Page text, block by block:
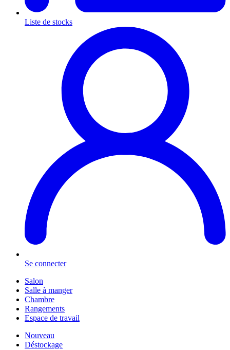
Liste de stocks
Se connecter
Salon
Salle à manger
Chambre
Rangements
Espace de travail
Nouveau
Déstockage